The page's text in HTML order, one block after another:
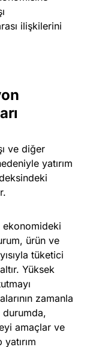
ilişkilerini
ve diğer
yatırım
ekonomideki
ürün ve
tüketici
Yüksek
zamanla
amaçlar ve